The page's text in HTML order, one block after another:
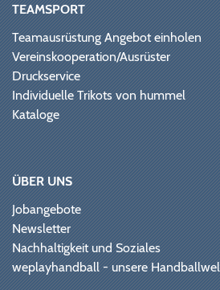
TEAMSPORT
Teamausrüstung Angebot einholen
Vereinskooperation/Ausrüster
Druckservice
Individuelle Trikots von hummel
Kataloge
ÜBER UNS
Jobangebote
Newsletter
Nachhaltigkeit und Soziales
weplayhandball - unsere